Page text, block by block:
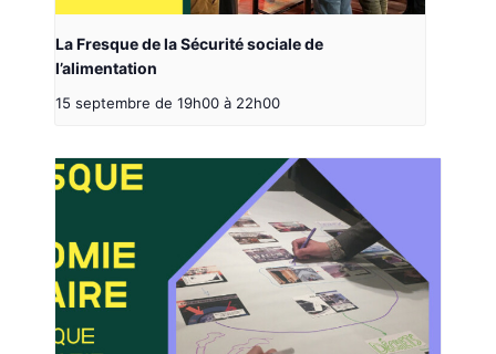
La Fresque de la Sécurité sociale de
l’alimentation
15 septembre de 19h00 à 22h00